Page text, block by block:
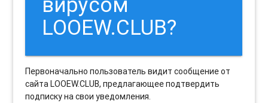
LOOEW.CLUB?
Первоначально пользователь видит сообщение от
сайта LOOEW.CLUB, предлагающее подтвердить
подписку на свои уведомления.